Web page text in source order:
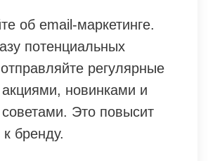
об email-маркетинге.
потенциальных
регулярные
новинками и
Это повысит
бренду.